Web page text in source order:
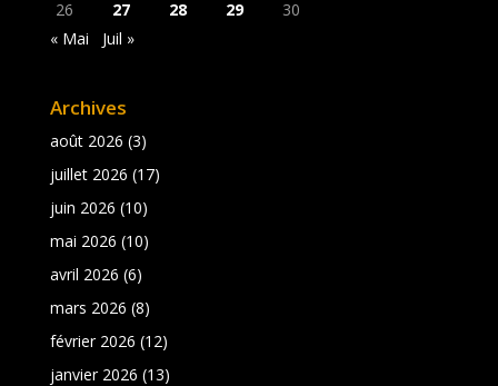
26 27 28 29
30
« Mai
Juil »
Archives
août 2026 (3)
juillet 2026 (17)
juin 2026 (10)
mai 2026 (10)
avril 2026 (6)
mars 2026 (8)
février 2026 (12)
janvier 2026 (13)